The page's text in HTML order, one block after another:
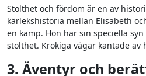
Stolthet och fördom är en av
kärlekshistoria mellan Elisabeth
en kamp. Hon har sin speciella
stolthet. Krokiga vägar kantade av
3. Äventyr och